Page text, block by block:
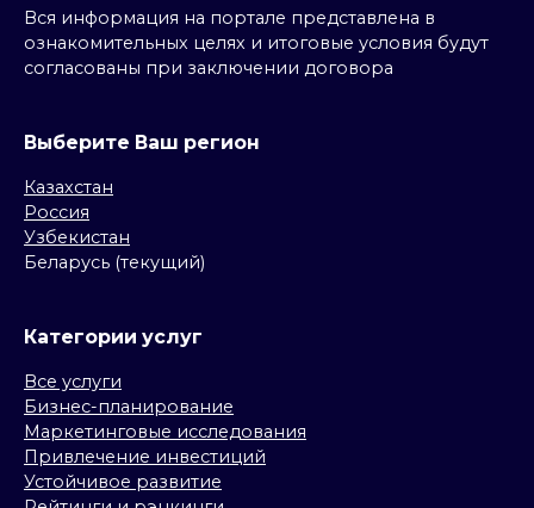
Вся информация на портале представлена в
ознакомительных целях и итоговые условия будут
согласованы при заключении договора
Выберите Ваш регион
Казахстан
Россия
Узбекистан
Беларусь (текущий)
Категории услуг
Все услуги
Бизнес-планирование
Маркетинговые исследования
Привлечение инвестиций
Устойчивое развитие